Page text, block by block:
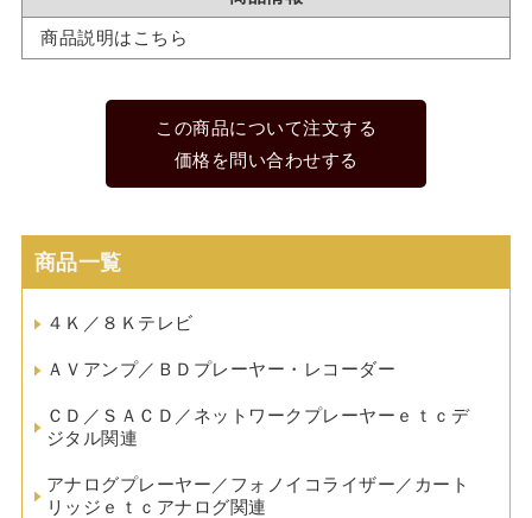
商品説明はこちら
この商品について注文する
価格を問い合わせする
商品一覧
４Ｋ／８Ｋテレビ
ＡＶアンプ／ＢＤプレーヤー・レコーダー
ＣＤ／ＳＡＣＤ／ネットワークプレーヤーｅｔｃデ
ジタル関連
アナログプレーヤー／フォノイコライザー／カート
リッジｅｔｃアナログ関連